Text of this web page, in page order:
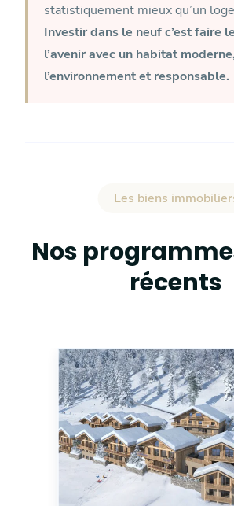
statistiquement mieux qu’un
Investir dans le neuf c’est faire
l’avenir avec un habitat
l’environnement et responsable.
Les biens
Nos
récents